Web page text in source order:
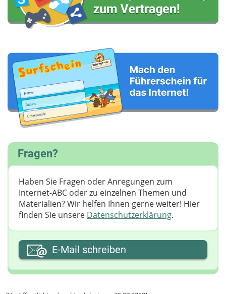
Fragen?
Haben Sie Fragen oder Anregungen zum
Internet-ABC oder zu einzelnen Themen und
Materialien? Wir helfen Ihnen gerne weiter! ​Hier
finden Sie unsere Datenschutzerklärung.
Ihre E-Mail-Adresse
E-Mail schreiben